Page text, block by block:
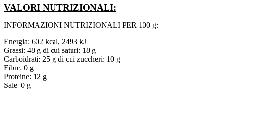
VALORI NUTRIZIONALI:
INFORMAZIONI NUTRIZIONALI PER 100 g:
Energia: 602 kcal, 2493 kJ
Grassi: 48 g di cui saturi: 18 g
Carboidrati: 25 g di cui zuccheri: 10 g
Fibre: 0 g
Proteine: 12 g
Sale: 0 g